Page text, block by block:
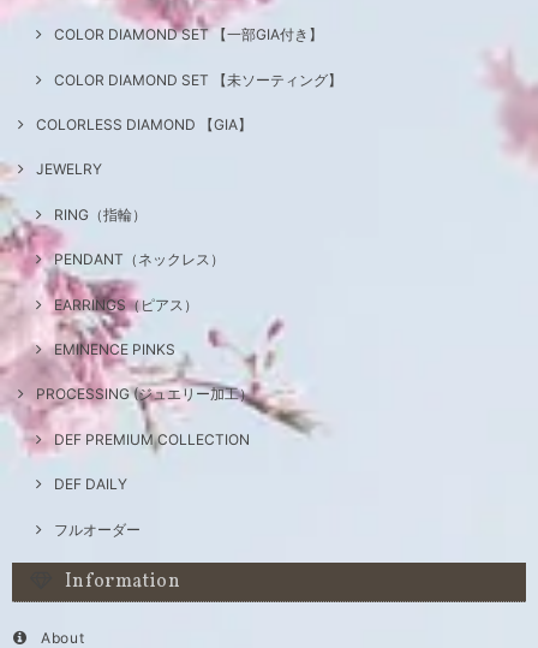
COLOR DIAMOND SET 【一部GIA付き】
COLOR DIAMOND SET 【未ソーティング】
COLORLESS DIAMOND 【GIA】
JEWELRY
RING（指輪）
PENDANT（ネックレス）
EARRINGS（ピアス）
EMINENCE PINKS
PROCESSING (ジュエリー加工）
DEF PREMIUM COLLECTION
DEF DAILY
フルオーダー
Information
About